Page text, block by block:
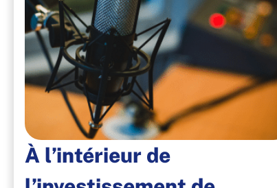
À l’intérieur de